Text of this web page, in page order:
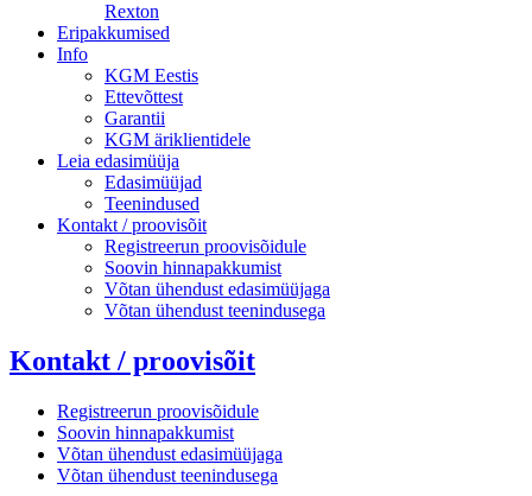
Rexton
Eripakkumised
Info
KGM Eestis
Ettevõttest
Garantii
KGM äriklientidele
Leia edasimüüja
Edasimüüjad
Teenindused
Kontakt / proovisõit
Registreerun proovisõidule
Soovin hinnapakkumist
Võtan ühendust edasimüüjaga
Võtan ühendust teenindusega
Kontakt / proovisõit
Registreerun proovisõidule
Soovin hinnapakkumist
Võtan ühendust edasimüüjaga
Võtan ühendust teenindusega